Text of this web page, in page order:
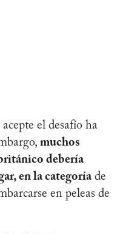
el desafío ha
muchos
debería
en la categoríade
en peleas de